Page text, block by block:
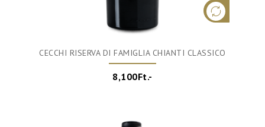
CECCHI RISERVA DI FAMIGLIA CHIANTI CLASSICO
8,100Ft.-